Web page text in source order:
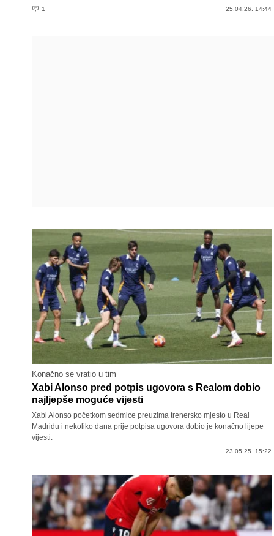
1 25.04.26. 14:44
Konačno se vratio u tim
Xabi Alonso pred potpis ugovora s Realom dobio
najljepše moguće vijesti
Xabi Alonso početkom sedmice preuzima trenersko mjesto u Real
Madridu i nekoliko dana prije potpisa ugovora dobio je konačno lijepe
vijesti.
23.05.25. 15:22